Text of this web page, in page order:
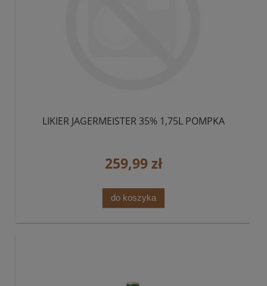
LIKIER JAGERMEISTER 35% 1,75L POMPKA
259,99 zł
do koszyka